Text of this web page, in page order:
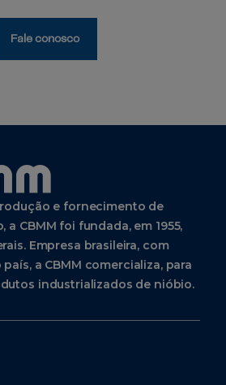
Fale conosco
e fornecimento de
CBMM foi fundada, em 1955,
Empresa brasileira, com
a CBMM comercializa, para
industrializados de nióbio.